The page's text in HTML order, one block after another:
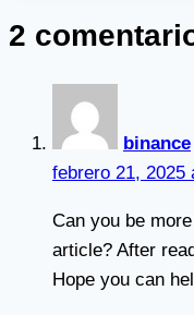
2
binance
febrero 21, 2025
Can you be
article? After
Hope you can